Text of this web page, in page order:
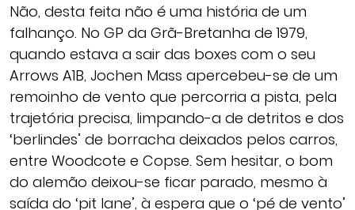
Não, desta feita não é uma história de um
falhanço. No GP da Grã-Bretanha de 1979,
quando estava a sair das boxes com o seu
Arrows A1B, Jochen Mass apercebeu-se de um
remoinho de vento que percorria a pista, pela
trajetória precisa, limpando-a de detritos e dos
‘berlindes’ de borracha deixados pelos carros,
entre Woodcote e Copse. Sem hesitar, o bom
do alemão deixou-se ficar parado, mesmo à
saída do ‘pit lane’, à espera que o ‘pé de vento’